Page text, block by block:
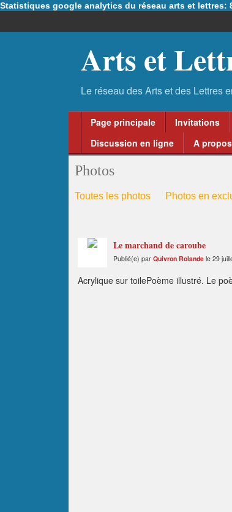
Statistiques google analytics du réseau arts et lettres:
Arts et
Page principale Invitations
Discussion en ligne
A
Photos
Toutes les photos Photos en
Le marchand de caroube
Publié(e) par Quivron Rolande le 29
Acrylique sur toilePoème illustré. Le